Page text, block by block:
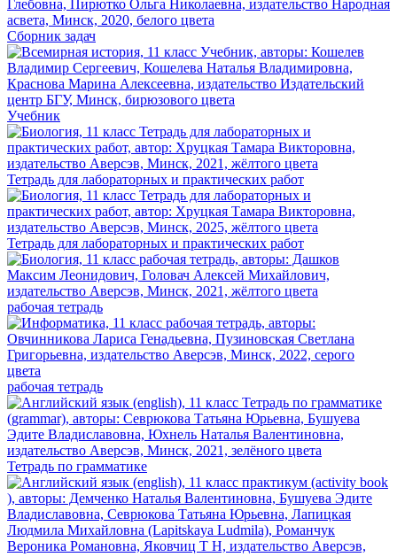
Сборник задач
Учебник
Тетрадь для лабораторных и практических работ
Тетрадь для лабораторных и практических работ
рабочая тетрадь
рабочая тетрадь
Тетрадь по грамматике